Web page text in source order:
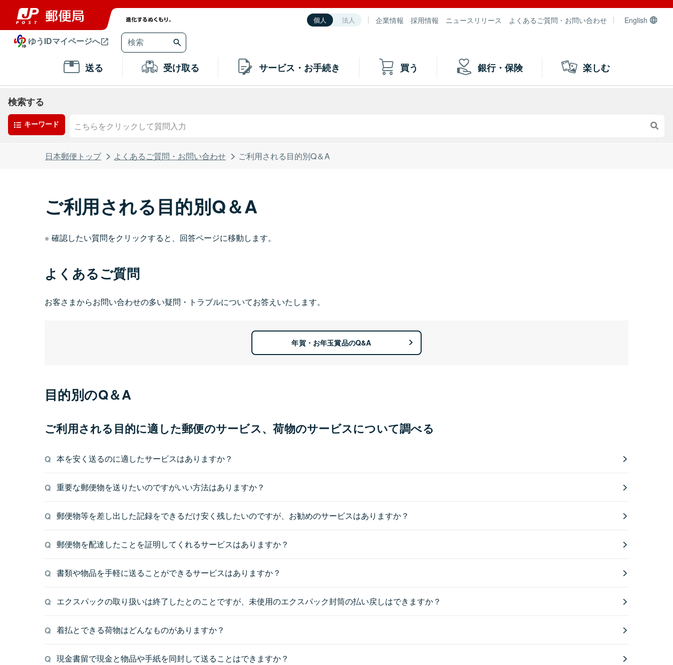
個人 法人 企業情報 採用情報 ニュースリリース よくあるご質問・お問い合わせ English
ゆうIDマイページへ
送る 受け取る サービス・お手続き 買う 銀行・保険 楽しむ
検索する
キーワード
日本郵便トップ よくあるご質問・お問い合わせ ご利用される目的別Q＆A
ご利用される目的別Q＆A
確認したい質問をクリックすると、回答ページに移動します。
よくあるご質問
お客さまからお問い合わせの多い疑問・トラブルについてお答えいたします。
年賀・お年玉賞品のQ&A
目的別のQ＆A
ご利用される目的に適した郵便のサービス、荷物のサービスについて調べる
本を安く送るのに適したサービスはありますか？
重要な郵便物を送りたいのですがいい方法はありますか？
郵便物等を差し出した記録をできるだけ安く残したいのですが、お勧めのサービスはありますか？
郵便物を配達したことを証明してくれるサービスはありますか？
書類や物品を手軽に送ることができるサービスはありますか？
エクスパックの取り扱いは終了したとのことですが、未使用のエクスパック封筒の払い戻しはできますか？
着払とできる荷物はどんなものがありますか？
現金書留で現金と物品や手紙を同封して送ることはできますか？